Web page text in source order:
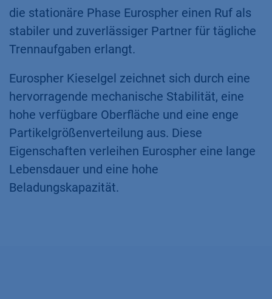
die stationäre Phase Eurospher einen Ruf als
stabiler und zuverlässiger Partner für tägliche
Trennaufgaben erlangt.
Eurospher Kieselgel zeichnet sich durch eine
hervorragende mechanische Stabilität, eine
hohe verfügbare Oberfläche und eine enge
Partikelgrößenverteilung aus. Diese
Eigenschaften verleihen Eurospher eine lange
Lebensdauer und eine hohe
Beladungskapazität.